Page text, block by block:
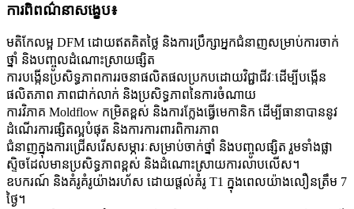
ការពិពណ៌នាសង្ខេប៖
មតិកែលម្អ DFM ដោយឥតគិតថ្លៃ និងការប្រឹក្សាអ្នកជំនាញសម្រាប់ការចាក់
ថ្នាំ និងបញ្ចូលដំណោះស្រាយផ្សិត
ការបង្កើនប្រសិទ្ធភាពការរចនាផលិតផលប្រកបដោយវិជ្ជាជីវៈដើម្បីបង្កើន
ផលិតភាព ភាពជាក់លាក់ និងប្រសិទ្ធភាពនៃការចំណាយ
ការវិភាគ Moldflow កម្រិតខ្ពស់ និងការក្លែងធ្វើមេកានិក ដើម្បីធានាបាននូវ
ដំណើរការផ្សិតល្អបំផុត និងការការពារពិការភាព
ជំនាញក្នុងការជ្រើសរើសសម្ភារៈសម្រាប់ចាក់ថ្នាំ និងបញ្ចូលផ្សិត រួមទាំងផ្លា
ស្ទិចដែលមានប្រសិទ្ធភាពខ្ពស់ និងដំណោះស្រាយការលាបលើស។
ឧបករណ៍ និង​គំរូ​គំរូ​យ៉ាង​រហ័ស ដោយ​ផ្តល់​គំរូ T1 ក្នុង​ពេល​យ៉ាង​លឿន​ត្រឹម 7
ថ្ងៃ។